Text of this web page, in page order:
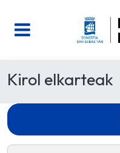
Kirol elkarteak